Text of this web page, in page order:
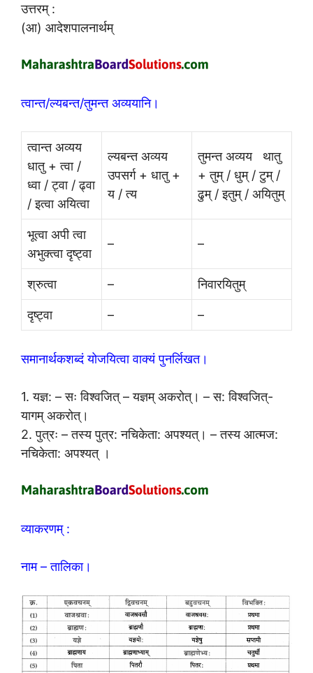
उत्तरम् :
(आ) आदेशपालनार्थम्
त्वान्त/ल्यबन्त/तुमन्त अव्ययानि।
त्वान्त अव्यय
धातु + त्वा /
ध्वा / ट्वा / ढ्वा
/ इत्वा अयित्वा
ल्यबन्त अव्यय
उपसर्ग + धातु +
य / त्य
तुमन्त अव्यय थातु
+ तुम् / धुम् / टुम् /
ढुम् / इतुम् / अयितुम्
भूत्वा अपी त्वा
अभुक्त्वा दृष्ट्वा
– –
श्रुत्वा – निवारयितुम्
दृष्ट्वा – –
समानार्थकशब्दं योजयित्वा वाक्यं पुनर्लिखत।
1. यज्ञ: – सः विश्वजित् – यज्ञम् अकरोत्। – स: विश्वजित्-
यागम् अकरोत्।
2. पुत्रः – तस्य पुत्र: नचिकेता: अपश्यत्। – तस्य आत्मज:
नचिकेता: अपश्यत् ।
व्याकरणम् :
नाम – तालिका।